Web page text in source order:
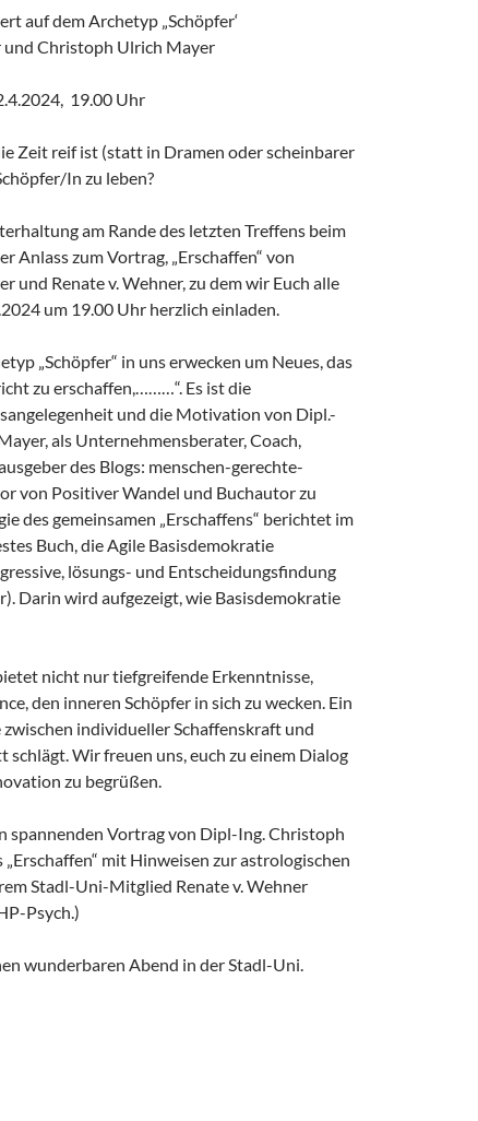
auf dem Archetyp „Schöpfer‘
und Christoph Ulrich Mayer
19.00 Uhr
Zeit reif ist (statt in Dramen oder scheinbarer
In zu leben?
am Rande des letzten Treffens beim
Anlass zum Vortrag, „Erschaffen“ von
und Renate v. Wehner, zu dem wir Euch alle
um 19.00 Uhr herzlich einladen.
„Schöpfer“ in uns erwecken um Neues, das
zu erschaffen,………“. Es ist die
und die Motivation von Dipl.-
als Unternehmensberater, Coach,
des Blogs: menschen-gerechte-
von Positiver Wandel und Buchautor zu
des gemeinsamen „Erschaffens“ berichtet im
Buch, die Agile Basisdemokratie
lösungs- und Entscheidungsfindung
Darin wird aufgezeigt, wie Basisdemokratie
nicht nur tiefgreifende Erkenntnisse,
den inneren Schöpfer in sich zu wecken. Ein
zwischen individueller Schaffenskraft und
Wir freuen uns, euch zu einem Dialog
zu begrüßen.
spannenden Vortrag von Dipl-Ing. Christoph
mit Hinweisen zur astrologischen
Stadl-Uni-Mitglied Renate v. Wehner
Psych.)
wunderbaren Abend in der Stadl-Uni.